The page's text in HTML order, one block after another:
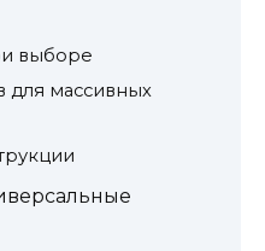
выборе
для массивных